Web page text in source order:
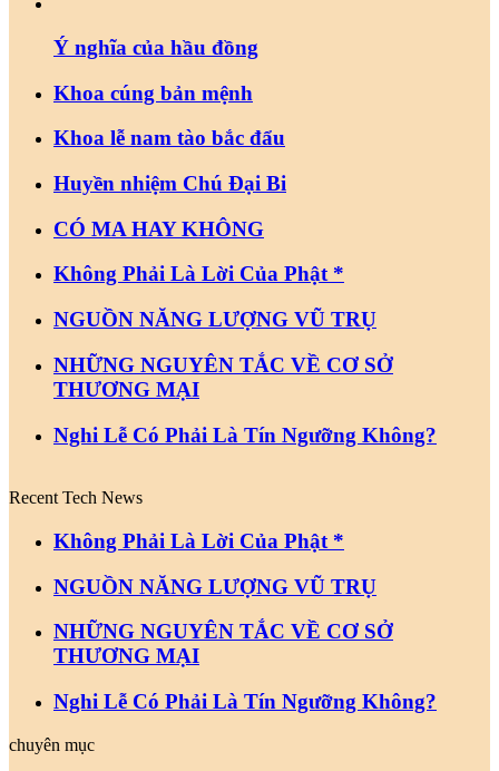
Ý nghĩa của hầu đồng
Khoa cúng bản mệnh
Khoa lễ nam tào bắc đẩu
Huyền nhiệm Chú Đại Bi
CÓ MA HAY KHÔNG
Không Phải Là Lời Của Phật *
NGUỒN NĂNG LƯỢNG VŨ TRỤ
NHỮNG NGUYÊN TẮC VỀ CƠ SỞ
THƯƠNG MẠI
Nghi Lễ Có Phải Là Tín Ngưỡng Không?
Recent Tech News
Không Phải Là Lời Của Phật *
NGUỒN NĂNG LƯỢNG VŨ TRỤ
NHỮNG NGUYÊN TẮC VỀ CƠ SỞ
THƯƠNG MẠI
Nghi Lễ Có Phải Là Tín Ngưỡng Không?
chuyên mục